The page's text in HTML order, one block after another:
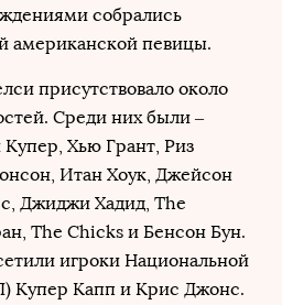
собрались
американской певицы.
присутствовало около
Среди них были –
Хью Грант, Риз
Итан Хоук, Джейсон
Джиджи Хадид, The
The Chicks и Бенсон Бун.
игроки Национальной
Купер Капп и Крис Джонс.